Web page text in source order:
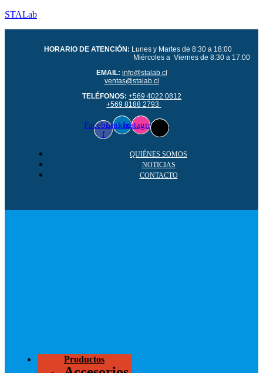
STALab
HORARIO DE ATENCIÓN: Lunes y Martes de 8:30 a 18:00
Miércoles a Viernes de 8:30 a 17:00
EMAIL: info@stalab.cl
ventas@stalab.cl
TELÉFONOS:+569 4022 0812
+569 8188 2793
Facebook-
f
LinkedinInstagram
QUIÉNES SOMOS
NOTICIAS
CONTACTO
Productos